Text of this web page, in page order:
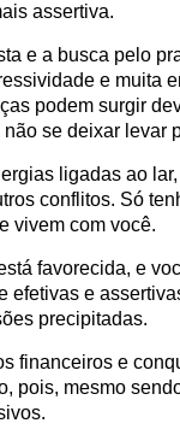
assertiva.
e a busca pelo
e muita
podem surgir
se deixar levar
ligadas ao
conflitos. Só
vivem com você.
favorecida, e
efetivas e
precipitadas.
financeiros e
pois, mesmo